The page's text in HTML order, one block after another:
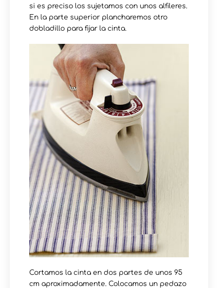
si es preciso los sujetamos con unos alfileres.
En la parte superior plancharemos otro
dobladillo para fijar la cinta.
Cortamos la cinta en dos partes de unos 95
cm aproximadamente. Colocamos un pedazo